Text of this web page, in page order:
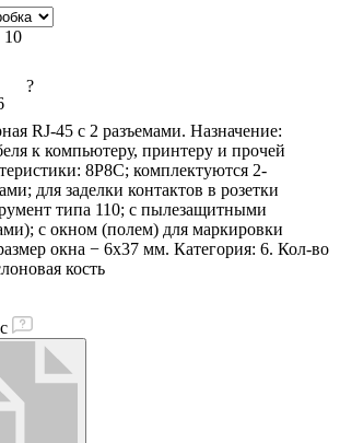
10
?
RJ-45 с 2 разъемами. Назначение:
к компьютеру, принтеру и прочей
8P8C; комплектуются 2-
для заделки контактов в розетки
типа 110; с пылезащитными
с окном (полем) для маркировки
окна − 6х37 мм. Категория: 6. Кол-во
кость